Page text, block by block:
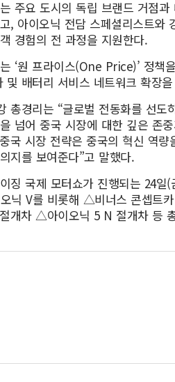
주요 도시의 독립 브랜드 거점
, 아이오닉 전담 스페셜리스트와
경험의 전 과정을 지원한다.
‘원 프라이스(One Price)’ 정책
및 배터리 서비스 네트워크 확장
총경리는 “글로벌 전동화를 선
넘어 중국 시장에 대한 깊은 존
국 시장 전략은 중국의 혁신 역
지를 보여준다”고 말했다.
징 국제 모터쇼가 진행되는 24
닉 V를 비롯해 △비너스 콘셉트
개차 △아이오닉 5 N 절개차 등